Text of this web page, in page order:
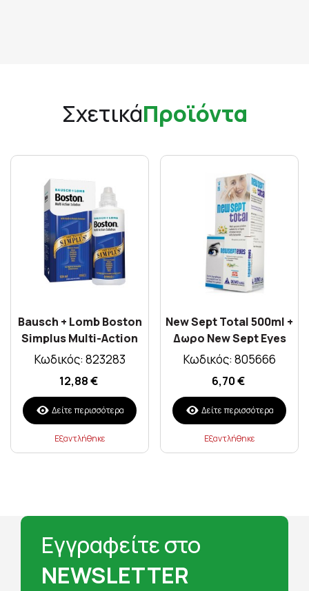
ΣχετικάΠροϊόντα
Bausch + Lomb Boston
Simplus Multi-Action
Solution 120ml
Κωδικός: 823283
12,88 €
Δείτε περισσότερα
Εξαντλήθηκε
New Sept Total 500ml +
Δωρο New Sept Eyes
5amp X 0,5ml
Κωδικός: 805666
6,70 €
Δείτε περισσότερα
Εξαντλήθηκε
Εγγραφείτε στο
NEWSLETTER